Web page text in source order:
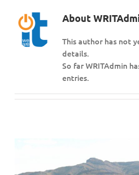
About
This author has not
details.
So far WRITAdmin
entries.